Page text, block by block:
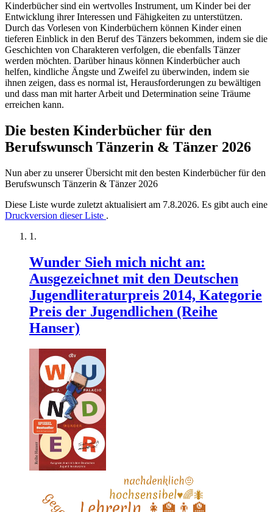
Kinderbücher sind ein wertvolles Instrument, um Kinder bei der
Entwicklung ihrer Interessen und Fähigkeiten zu unterstützen.
Durch das Vorlesen von Kinderbüchern können Kinder einen
tieferen Einblick in den Beruf des Tänzers bekommen, indem sie die
Geschichten von Charakteren verfolgen, die ebenfalls Tänzer
werden möchten. Darüber hinaus können Kinderbücher auch
helfen, kindliche Ängste und Zweifel zu überwinden, indem sie
ihnen zeigen, dass es normal ist, Herausforderungen zu bewältigen
und dass man mit harter Arbeit und Determination seine Träume
erreichen kann.
Die besten Kinderbücher für den
Berufswunsch Tänzerin & Tänzer 2026
Nun aber zu unserer Übersicht mit den besten Kinderbücher für den
Berufswunsch Tänzerin & Tänzer 2026
Diese Liste wurde zuletzt aktualisiert am 7.8.2026. Es gibt auch eine
Druckversion dieser Liste .
Wunder Sieh mich nicht an:
Ausgezeichnet mit den Deutschen
Jugendliteraturpreis 2014, Kategorie
Preis der Jugendlichen (Reihe
Hanser)